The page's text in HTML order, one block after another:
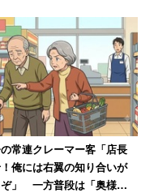
のかを考えることが事
職への業務負荷による
、本日お伝えした内容
でいただければと思い
常連クレーマー客「店長
俺には右翼の知り合いが
」 一方普段は「奥様と